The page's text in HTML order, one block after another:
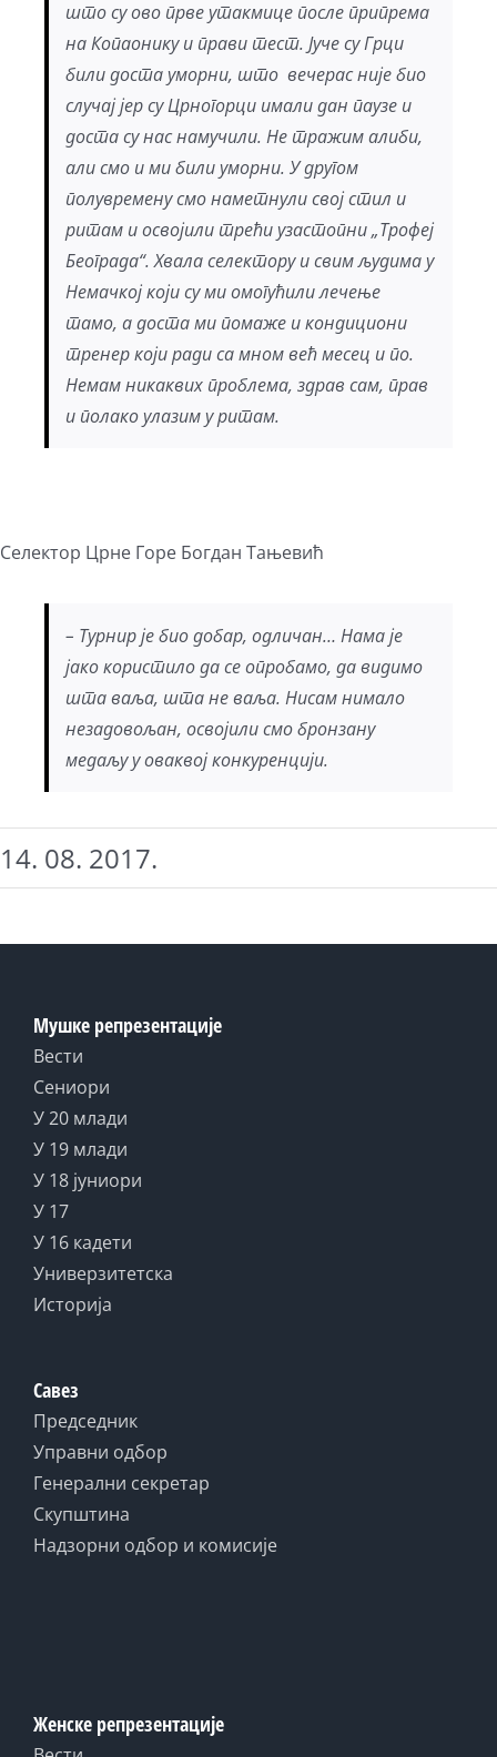
што су ово прве утакмице после припрема
на Копаонику и прави тест. Јуче су Грци
били доста уморни, што вечерас није био
случај јер су Црногорци имали дан паузе и
доста су нас намучили. Не тражим алиби,
али смо и ми били уморни. У другом
полувремену смо наметнули свој стил и
ритам и освојили трећи узастопни „Трофеј
Београда“. Хвала селектору и свим људима у
Немачкој који су ми омогућили лечење
тамо, а доста ми помаже и кондициони
тренер који ради са мном већ месец и по.
Немам никаквих проблема, здрав сам, прав
и полако улазим у ритам.
Селектор Црне Горе Богдан Тањевић
– Турнир је био добар, одличан… Нама је
јако користило да се опробамо, да видимо
шта ваља, шта не ваља. Нисам нимало
незадовољан, освојили смо бронзану
медаљу у оваквој конкуренцији.
14. 08. 2017.
Мушке репрезентације
Вести
Сениори
У 20 млади
У 19 млади
У 18 јуниори
У 17
У 16 кадети
Универзитетска
Историја
Савез
Председник
Управни одбор
Генерални секретар
Скупштина
Надзорни одбор и комисије
Женске репрезентације